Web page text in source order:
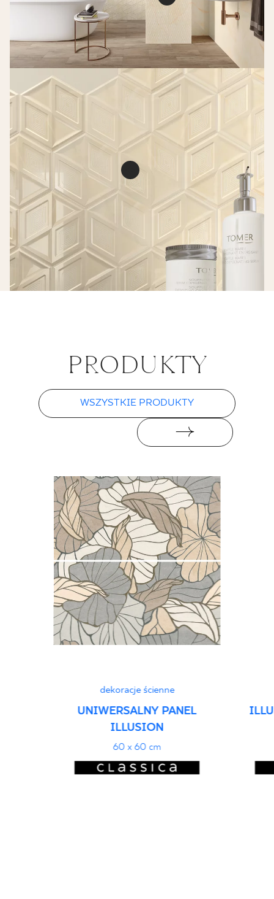
Illusion beige
heksagon struktura
ściana połysk
PŁYTKA ŚCIENNA
19,8 X 17,1 CM
Illusion beige
struktura
PŁYTKA ŚCIENNA
60 X 30 CM
PŁYTKA ŚCIENNA
19,8 X 17,1 CM
PRO­DUK­TY
WSZYSTKIE PRODUKTY
dekoracje ścienne
UNIWERSALNY PANEL
ILLUSION
60 x 60 cm